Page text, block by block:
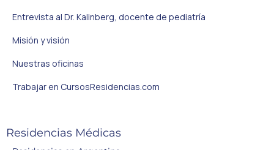
Entrevista al Dr. Kalinberg, docente de pediatría
Misión y visión
Nuestras oficinas
Trabajar en CursosResidencias.com
Residencias Médicas